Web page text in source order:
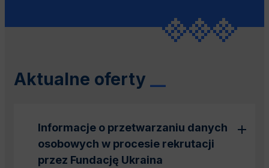
Aktualne oferty
Informacje o przetwarzaniu danych
osobowych w procesie rekrutacji
przez Fundację Ukraina